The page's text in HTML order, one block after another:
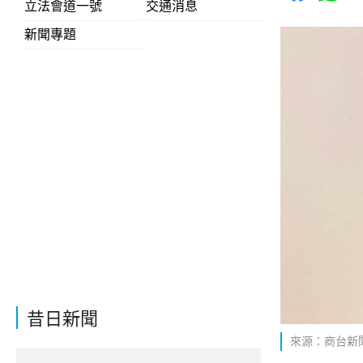
立法會道一號
交通消息
新聞專題
昔日新聞
來源：商台新